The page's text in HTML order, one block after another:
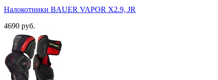
​Налокотники BAUER VAPOR X2.9, JR
4690 руб.